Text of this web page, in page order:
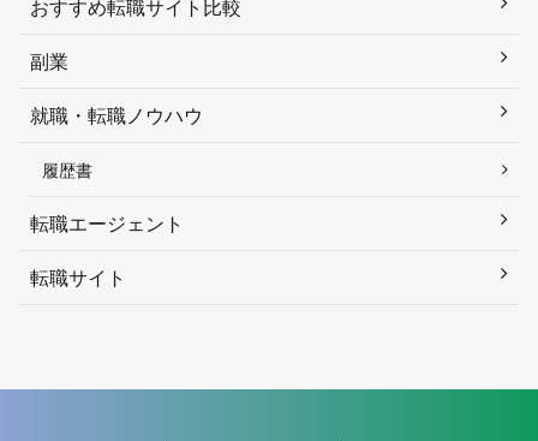
おすすめ転職サイト比較
副業
就職・転職ノウハウ
履歴書
転職エージェント
転職サイト